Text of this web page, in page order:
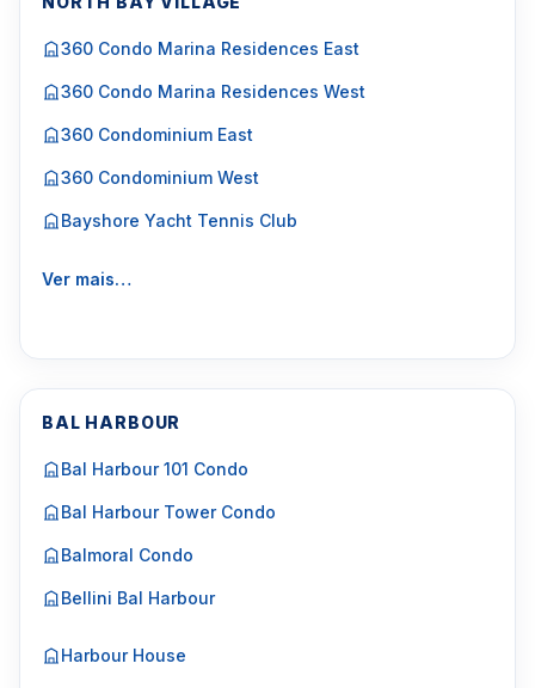
360 Condo Marina Residences East
360 Condo Marina Residences West
360 Condominium East
360 Condominium West
Bayshore Yacht Tennis Club
Ver mais…
BAL HARBOUR
Bal Harbour 101 Condo
Bal Harbour Tower Condo
Balmoral Condo
Bellini Bal Harbour
Harbour House